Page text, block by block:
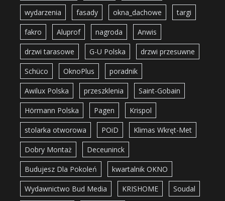
wydarzenia fasady okna_dachowe targi
fakro Aluprof nagroda Anwis
drzwi tarasowe G-U Polska drzwi przesuwne
Schüco OknoPlus poradnik
Awilux Polska przeszklenia Saint-Gobain
Hörmann Polska Pagen Krispol
stolarka otworowa POiD Klimas Wkręt-Met
Dobry Montaż Deceuninck
Budujesz Dla Pokoleń kwartalnik OKNO
Wydawnictwo Bud Media KRISHOME Soudal